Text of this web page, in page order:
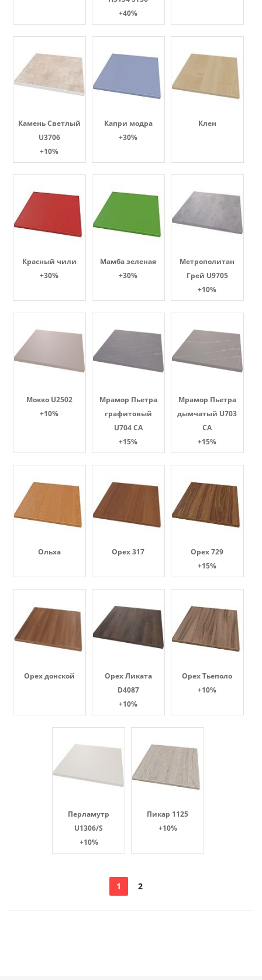
+40%
Камень Светлый
U3706
+10%
Капри модра
+30%
Клен
Красный чили
+30%
Мамба зеленая
+30%
Метрополитан
Грей U9705
+10%
Мокко U2502
+10%
Мрамор Пьетра
графитовый
U704 CA
+15%
Мрамор Пьетра
дымчатый U703
CA
+15%
Ольха Орех 317
Орех 729
+15%
Орех донской
Орех Ликата
D4087
+10%
Орех Тьеполо
+10%
Перламутр
U1306/S
+10%
Пикар 1125
+10%
1 2